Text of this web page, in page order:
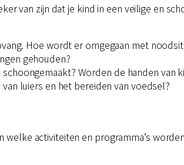
van zijn dat je kind in een veilige en
Hoe wordt er omgegaan met
gehouden?
Worden de handen van
luiers en het bereiden van voedsel?
activiteiten en programma’s